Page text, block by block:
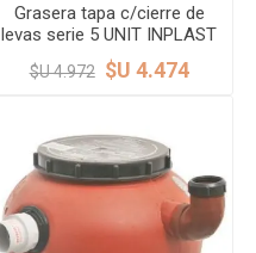
Grasera tapa c/cierre de
levas serie 5 UNIT INPLAST
$U 4.972 $U 4.474